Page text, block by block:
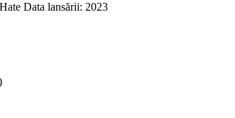
Data lansării: 2023